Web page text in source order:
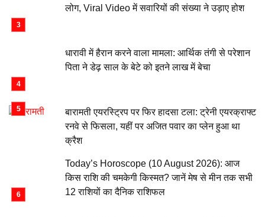
लोग, Viral Video में सवारियों की संख्या ने उड़ाए होश
धारावी में हैरान करने वाला मामला: आर्थिक तंगी से परेशान
पिता ने डेढ़ साल के बेटे को इतने लाख में बेचा
बारामती एयरस्ट्रिप पर फिर हादसा टला: ट्रेनी एयरक्राफ्ट
रनवे से फिसला, यहीं पर अजित पवार का प्लेन हुआ था
क्रैश
Today’s Horoscope (10 August 2026): आज
किस राशि की चमकेगी किस्मत? जानें मेष से मीन तक सभी
12 राशियों का दैनिक राशिफल